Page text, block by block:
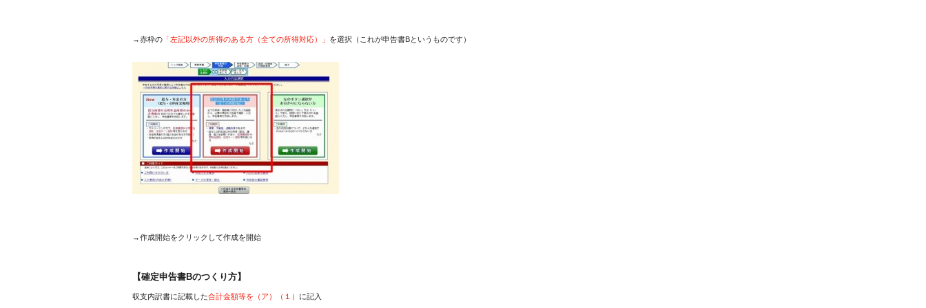
→赤枠の 「左記以外の所得のある方（全ての所得対応）」 を選択（これが申告書Bというものです）
→作成開始をクリックして作成を開始
【確定申告書Bのつくり方】
収支内訳書に記載した合計金額等を（ア）（１） に記入